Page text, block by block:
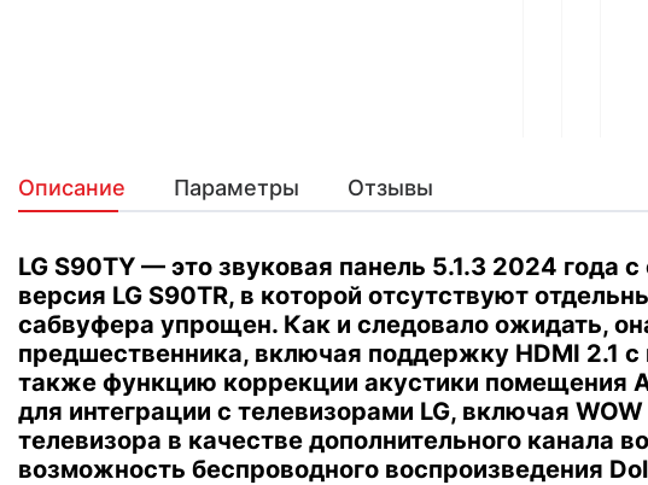
Описание Параметры Отзывы
LG S90TY — это звуковая панель 5.1.3 2024 года
версия LG S90TR, в которой отсутствуют
сабвуфера упрощен. Как и следовало ожидать,
предшественника, включая поддержку HDMI 2.1
также функцию коррекции акустики помещения
для интеграции с телевизорами LG, включая
телевизора в качестве дополнительного канала
возможность беспроводного воспроизведения